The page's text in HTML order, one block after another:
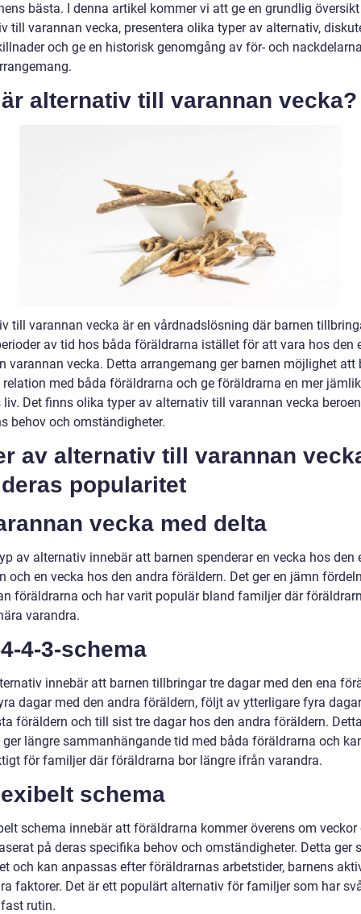
bästa. I denna artikel kommer vi att ge en grundlig
till varannan vecka, presentera olika typer av alternativ,
och ge en historisk genomgång av för- och
alternativ till varannan vecka?
till varannan vecka är en vårdnadslösning där barnen
av tid hos båda föräldrarna istället för att vara hos den
varannan vecka. Detta arrangemang ger barnen möjlighet att
relation med båda föräldrarna och ge föräldrarna en mer
liv. Det finns olika typer av alternativ till varannan vecka
behov och omständigheter.
av alternativ till varannan
popularitet
vecka med delta
av alternativ innebär att barnen spenderar en vecka hos den
och en vecka hos den andra föräldern. Det ger en jämn
föräldrarna och har varit populär bland familjer där
varandra.
4-3-schema
innebär att barnen tillbringar tre dagar med den ena
dagar med den andra föräldern, följt av ytterligare fyra
föräldern och till sist tre dagar hos den andra föräldern.
ger längre sammanhängande tid med båda föräldrarna och
för familjer där föräldrarna bor längre ifrån varandra.
schema
schema innebär att föräldrarna kommer överens om veckor
på deras specifika behov och omständigheter. Detta ger
och kan anpassas efter föräldrarnas arbetstider, barnens
faktorer. Det är ett populärt alternativ för familjer som har
rutin.